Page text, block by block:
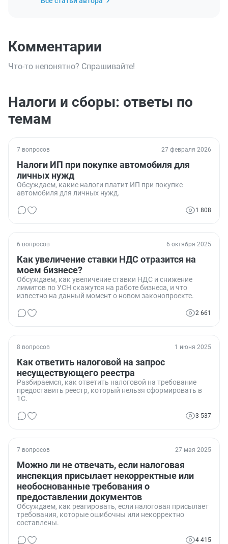
Комментарии
Что-то непонятно? Спрашивайте!
Налоги и сборы: ответы по
темам
7 вопросов 27 февраля 2026
Налоги ИП при покупке автомобиля для
личных нужд
Обсуждаем, какие налоги платит ИП при покупке
автомобиля для личных нужд.
1 808
6 вопросов 6 октября 2025
Как увеличение ставки НДС отразится на
моем бизнесе?
Обсуждаем, как увеличение ставки НДС и снижение
лимитов по УСН скажутся на работе бизнеса, и что
известно на данный момент о новом законопроекте.
2 661
8 вопросов 1 июня 2025
Как ответить налоговой на запрос
несуществующего реестра
Разбираемся, как ответить налоговой на требование
предоставить реестр, который нельзя сформировать в
1С.
3 537
7 вопросов 27 мая 2025
Можно ли не отвечать, если налоговая
инспекция присылает некорректные или
необоснованные требования о
предоставлении документов
Обсуждаем, как реагировать, если налоговая присылает
требования, которые ошибочны или некорректно
составлены.
4 415